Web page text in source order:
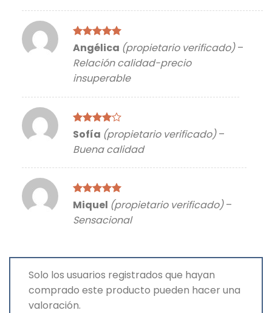
Valorado
con5
Angélica (propietario verificado) –
Relación calidad-precio
insuperable
Valorado
con4de
5
Sofía (propietario verificado) –
Buena calidad
Valorado
con5 de 5
Miquel (propietario verificado) –
Sensacional
Solo los usuarios registrados que hayan
comprado este producto pueden hacer una
valoración.